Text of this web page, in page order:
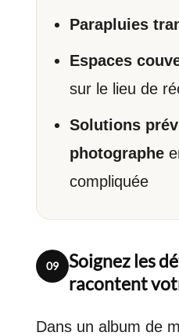
Parapluies
Espaces
sur le lieu de
Solutions
photographe
compliquée
09
Soignez les
racontent
Dans un album de